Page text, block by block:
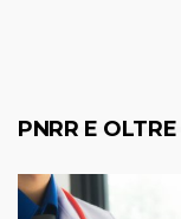
PNRR E OLTRE